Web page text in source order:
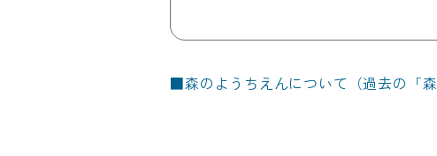
■森のようちえんについて（過去の「